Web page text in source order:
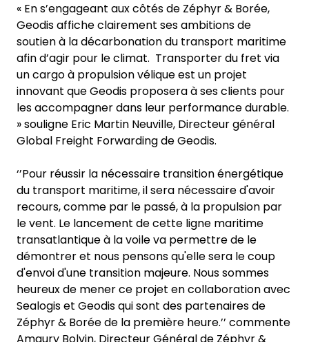
« En s’engageant aux côtés de Zéphyr & Borée,
Geodis affiche clairement ses ambitions de
soutien à la décarbonation du transport maritime
afin d’agir pour le climat. Transporter du fret via
un cargo à propulsion vélique est un projet
innovant que Geodis proposera à ses clients pour
les accompagner dans leur performance durable.
» souligne Eric Martin Neuville, Directeur général
Global Freight Forwarding de Geodis.
‘’Pour réussir la nécessaire transition énergétique
du transport maritime, il sera nécessaire d'avoir
recours, comme par le passé, à la propulsion par
le vent. Le lancement de cette ligne maritime
transatlantique à la voile va permettre de le
démontrer et nous pensons qu'elle sera le coup
d'envoi d'une transition majeure. Nous sommes
heureux de mener ce projet en collaboration avec
Sealogis et Geodis qui sont des partenaires de
Zéphyr & Borée de la première heure.’’ commente